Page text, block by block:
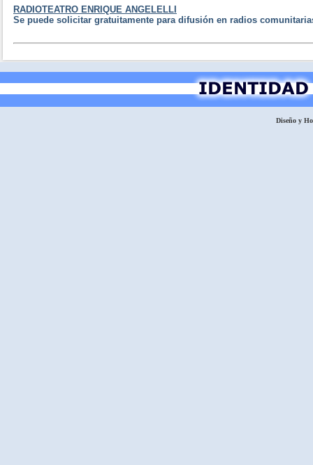
RADIOTEATRO ENRIQUE ANGELELLI
Se puede solicitar gratuitamente para difusión en radios
Diseño y